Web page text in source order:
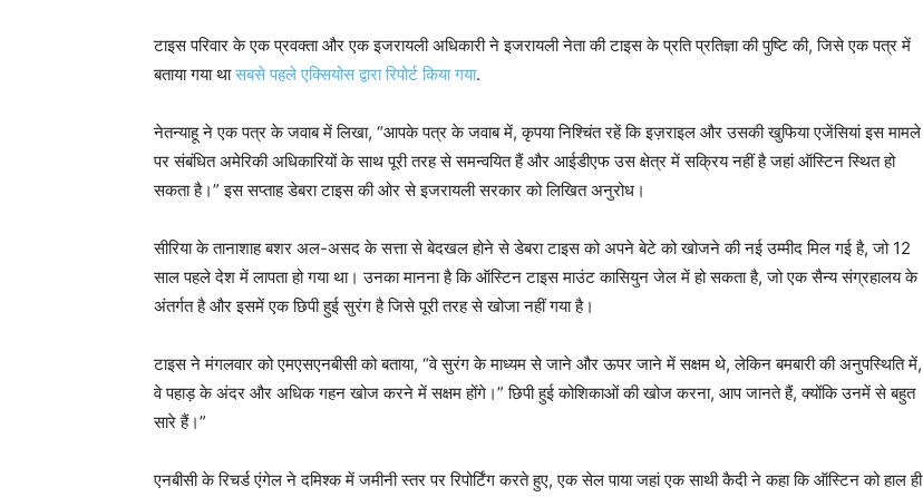
टाइस परिवार के एक प्रवक्ता और एक इजरायली अधिकारी ने इजरायली नेता की टाइस के प्रति प्रतिज्ञा की पुष्टि की, जिसे एक पत्र में
बताया गया थासबसे पहले एक्सियोस द्वारा रिपोर्ट किया गया.
नेतन्याहू ने एक पत्र के जवाब में लिखा, “आपके पत्र के जवाब में, कृपया निश्चिंत रहें कि इज़राइल और उसकी खुफिया एजेंसियां ​​इस मामले
पर संबंधित अमेरिकी अधिकारियों के साथ पूरी तरह से समन्वयित हैं और आईडीएफ उस क्षेत्र में सक्रिय नहीं है जहां ऑस्टिन स्थित हो
सकता है।” इस सप्ताह डेबरा टाइस की ओर से इजरायली सरकार को लिखित अनुरोध।
सीरिया के तानाशाह बशर अल-असद के सत्ता से बेदखल होने से डेबरा टाइस को अपने बेटे को खोजने की नई उम्मीद मिल गई है, जो 12
साल पहले देश में लापता हो गया था। उनका मानना ​​है कि ऑस्टिन टाइस माउंट कासियुन जेल में हो सकता है, जो एक सैन्य संग्रहालय के
अंतर्गत है और इसमें एक छिपी हुई सुरंग है जिसे पूरी तरह से खोजा नहीं गया है।
टाइस ने मंगलवार को एमएसएनबीसी को बताया, “वे सुरंग के माध्यम से जाने और ऊपर जाने में सक्षम थे, लेकिन बमबारी की अनुपस्थिति में,
वे पहाड़ के अंदर और अधिक गहन खोज करने में सक्षम होंगे।” छिपी हुई कोशिकाओं की खोज करना, आप जानते हैं, क्योंकि उनमें से बहुत
सारे हैं।”
एनबीसी के रिचर्ड एंगेल ने दमिश्क में जमीनी स्तर पर रिपोर्टिंग करते हुए, एक सेल पाया जहां एक साथी कैदी ने कहा कि ऑस्टिन को हाल ही